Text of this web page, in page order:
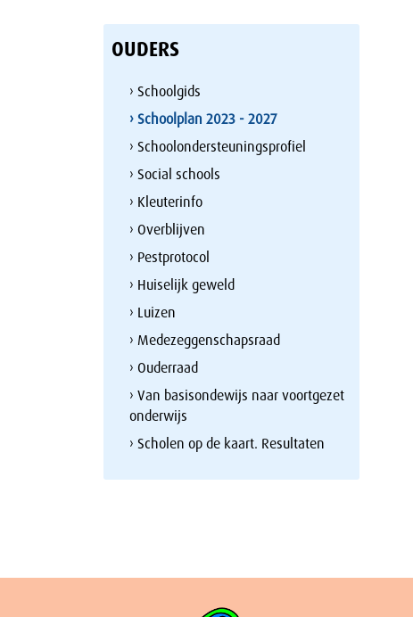
OUDERS
› Schoolgids
› Schoolplan 2023 - 2027
› Schoolondersteuningsprofiel
› Social schools
› Kleuterinfo
› Overblijven
› Pestprotocol
› Huiselijk geweld
› Luizen
› Medezeggenschapsraad
› Ouderraad
› Van basisondewijs naar voortgezet
onderwijs
› Scholen op de kaart. Resultaten